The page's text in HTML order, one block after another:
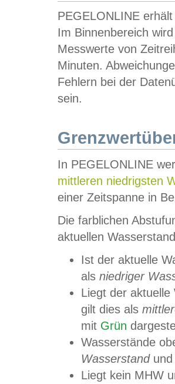
PEGELONLINE
Im Binnenbereich
Messwerte von
Minuten.
Fehlern bei der
sein.
In PEGELONLINE
mittleren niedrigsten
einer Zeitspanne in
Die farblichen
aktuellen
Ist der aktuelle
als niedriger
Liegt der
gilt dies als
mit Grün
Wasserstände
Wasserstandund
Liegt kein MHW